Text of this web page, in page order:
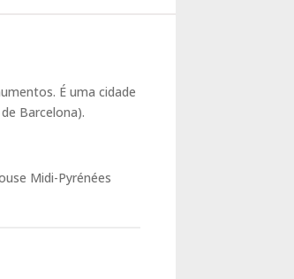
É uma cidade
Barcelona).
Midi-Pyrénées